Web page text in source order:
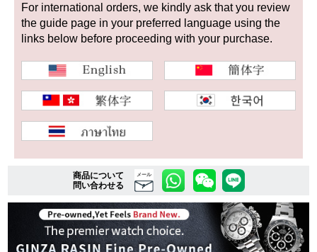
新品 未使用品
中古品 アンティーク品
WEB限定品 SALE
複数条件で商品を絞り込む
ご利用ガイド
For international orders, we kindly ask that you review
the guide page in your preferred language using the
links below before proceeding with your purchase.
商品について
問い合わせる
メール